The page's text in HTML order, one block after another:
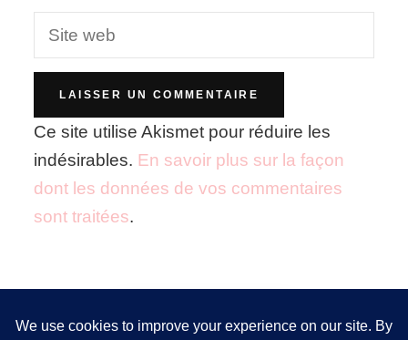
Ce site utilise Akismet pour réduire les
indésirables. En savoir plus sur la façon
dont les données de vos commentaires
sont traitées.
Nous utilisons des cookies pour vous garantir la meilleure